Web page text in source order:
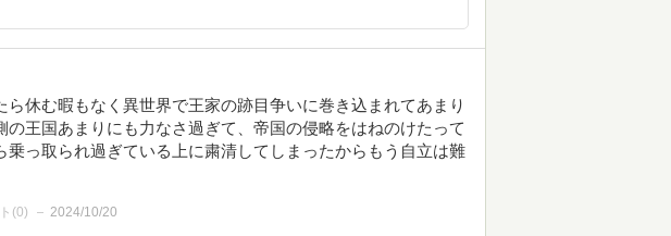
ら休む暇もなく異世界で王家の跡目争いに巻き込まれてあまり
の王国あまりにも力なさ過ぎて、帝国の侵略をはねのけたって
乗っ取られ過ぎている上に粛清してしまったからもう自立は難
(0) 2024/10/20